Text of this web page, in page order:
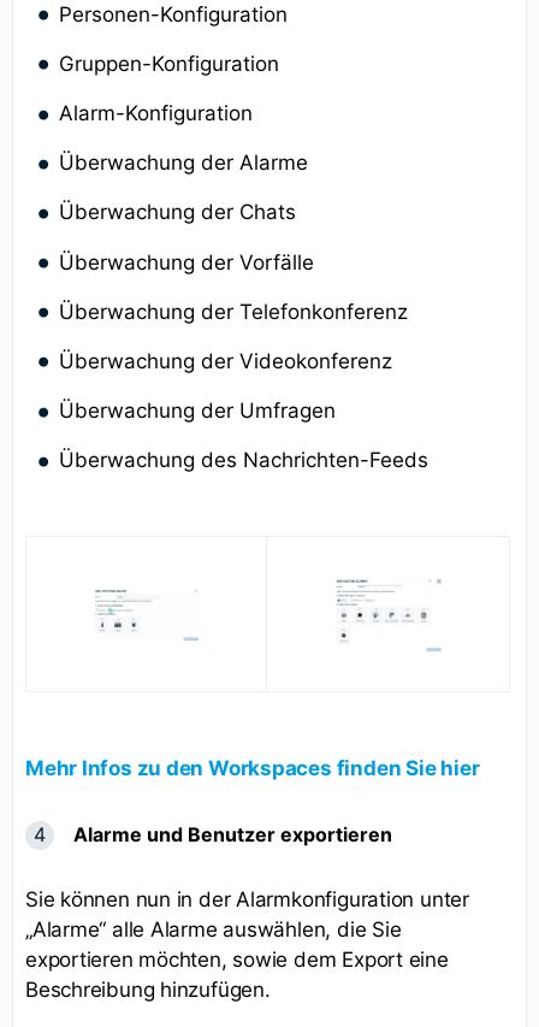
Personen-Konfiguration
Gruppen-Konfiguration
Alarm-Konfiguration
Überwachung der Alarme
Überwachung der Chats
Überwachung der Vorfälle
Überwachung der Telefonkonferenz
Überwachung der Videokonferenz
Überwachung der Umfragen
Überwachung des Nachrichten-Feeds
Mehr Infos zu den Workspaces finden Sie hier
Alarme und Benutzer exportieren
Sie können nun in der Alarmkonfiguration unter
„Alarme“ alle Alarme auswählen, die Sie
exportieren möchten, sowie dem Export eine
Beschreibung hinzufügen.